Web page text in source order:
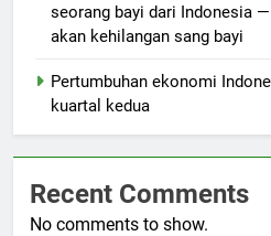
seorang bayi dari Indonesia
akan kehilangan sang bayi
Pertumbuhan ekonomi
kuartal kedua
Recent Comments
No comments to show.